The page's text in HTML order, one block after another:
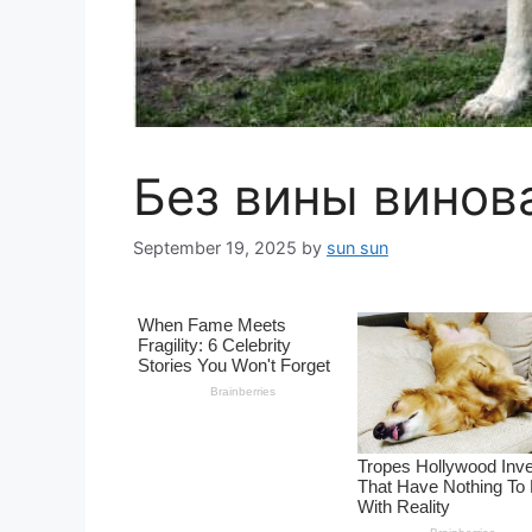
Без вины
September 19, 2025 by sun sun